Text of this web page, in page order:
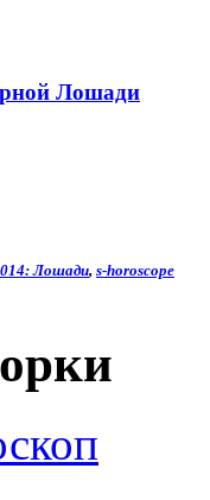
Лошади
Лошади, s-horoscope